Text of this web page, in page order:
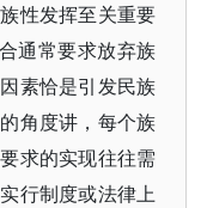
性发挥至关重要
通常要求放弃族
素恰是引发民族
角度讲，每个族
求的实现往往需
行制度或法律上